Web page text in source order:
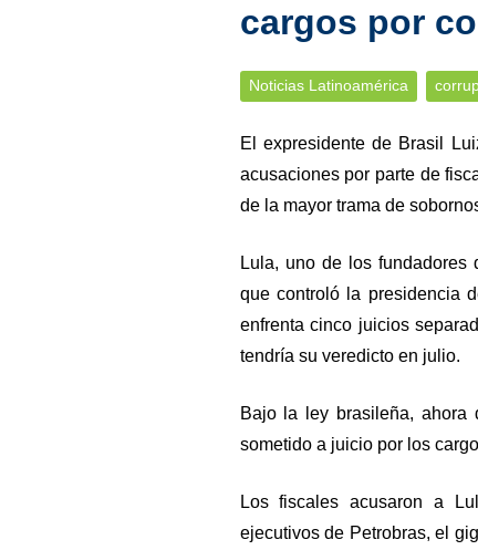
cargos por
Noticias Latinoamérica
El expresidente de Brasil
acusaciones por parte de
de la mayor trama de
Lula, uno de los fundadores
que controló la presidencia
enfrenta cinco juicios
tendría su veredicto en julio.
Bajo la ley brasileña,
sometido a juicio por los
Los fiscales acusaron a
ejecutivos de Petrobras, el